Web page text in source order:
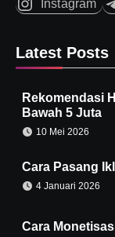
Instagram
Latest Posts
Rekomendasi
Bawah 5 Juta
10 Mei 2026
Cara Pasang
4 Januari 2026
Cara